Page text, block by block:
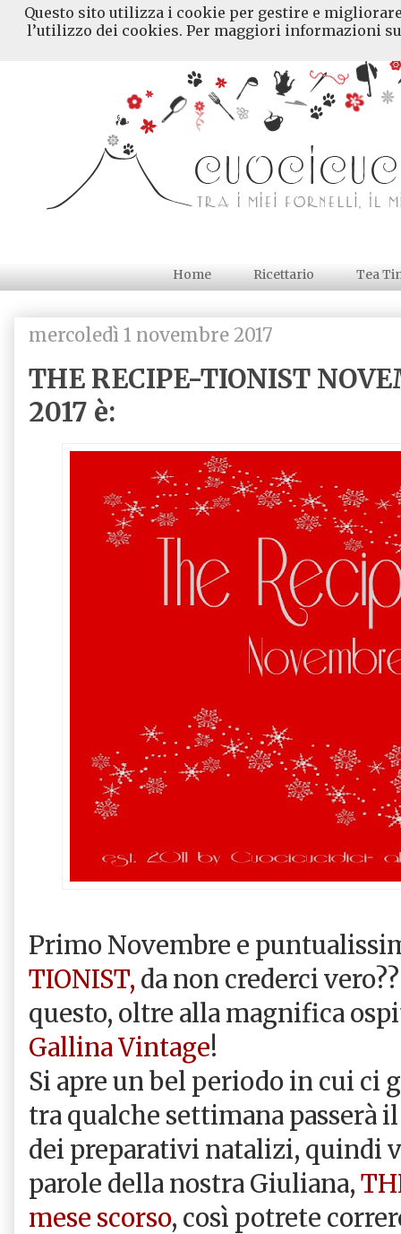
Home Ricettario Tea
mercoledì 1 novembre 2017
THE RECIPE-TIONIST
2017 è:
Primo Novembre e
TIONIST, da non crederci
questo, oltre alla magnifica
Gallina Vintage!
Si apre un bel periodo in cui ci
tra qualche settimana passerà
dei preparativi natalizi, quindi
parole della nostra Giuliana,
mese scorso, così potrete
Questo sito utilizza i cookie per gestire e
l’utilizzo dei cookies. Per maggiori informazioni